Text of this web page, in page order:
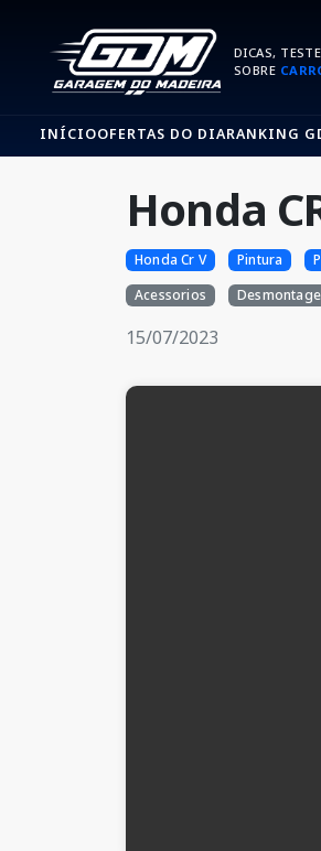
DICAS,
SOBRE
INÍCIOOFERTAS DO DIARANKING
Honda
Honda Cr V Pintura
Acessorios
15/07/2023